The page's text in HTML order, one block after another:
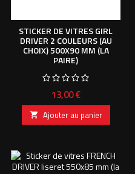
STICKER DE VITRES GIRL
DRIVER 2 COULEURS (AU
CHOIX) 500X90 MM (LA
PAIRE)
Prix
13,00 €
 Ajouter au panier